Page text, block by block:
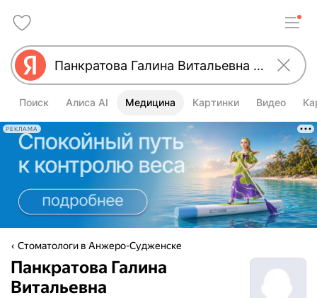
Поиск Алиса AI Медицина Картинки Видео
РЕКЛАМА
Стоматологи в Анжеро-Судженске
Панкратова Галина
Витальевна